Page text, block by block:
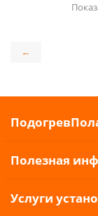
←
Полезная
Услуги